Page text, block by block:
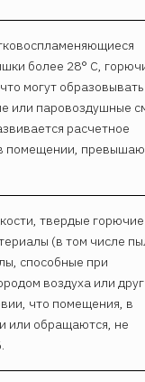
более 28° С,
могут образовывать
или паровоздушные
расчетное
помещении,
твердые
(в том числе
способные при
воздуха или
что помещения, в
или обращаются, не